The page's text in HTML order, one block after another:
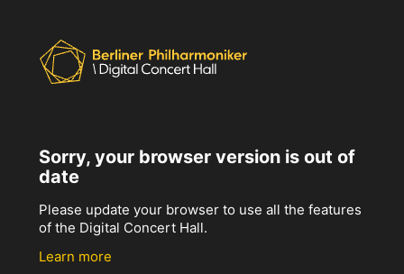
Sorry, your browser version is out of
date
Please update your browser to use all the features
of the Digital Concert Hall.
Learn more